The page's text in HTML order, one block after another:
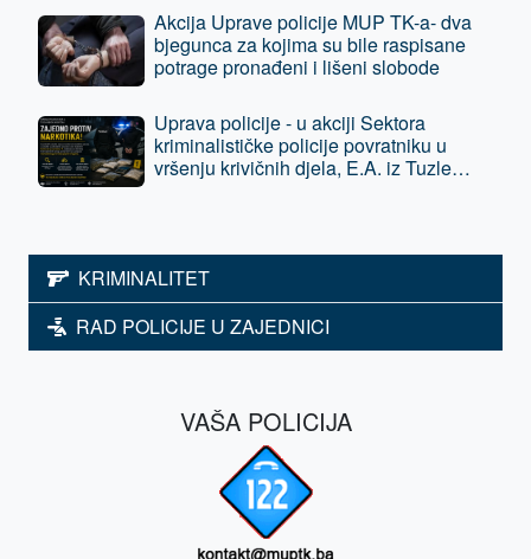
Akcija Uprave policije MUP TK-a- dva
bjegunca za kojima su bile raspisane
potrage pronađeni i lišeni slobode
Uprava policije - u akciji Sektora
kriminalističke policije povratniku u
vršenju krivičnih djela, E.A. iz Tuzle
KRIMINALITET
RAD POLICIJE U ZAJEDNICI
VAŠA POLICIJA